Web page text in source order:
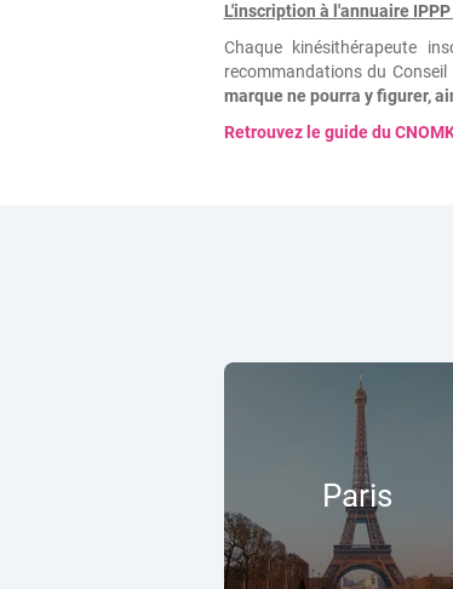
L'inscription à l'annuaire
Chaque kinésithérapeute
recommandations du
marque ne pourra y figurer,
Retrouvez le guide du
Paris